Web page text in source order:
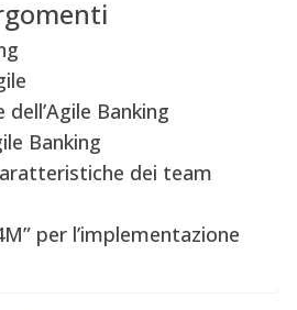
Banking
Banking
dei team
per l’implementazione